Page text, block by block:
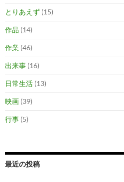
とりあえず (15)
作品 (14)
作業 (46)
出来事 (16)
日常生活 (13)
映画 (39)
行事 (5)
最近の投稿